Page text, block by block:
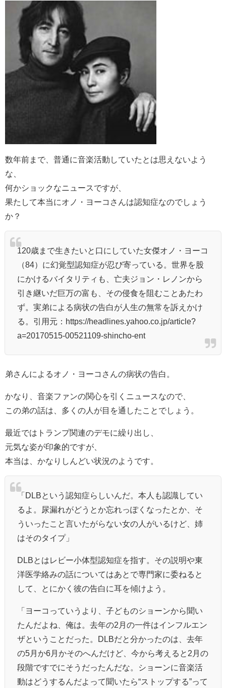
数年前まで、普通に音楽活動していたとは思えないよう
な、
何かショックなニュースですが、
果たして本当にオノ・ヨーコさんは認知症なのでしょう
か？
120歳まで生きたいと口にしていた女傑オノ・ヨーコ
（84）に幻覚型認知症が忍び寄っている。世界を股
にかけるバイタリティも、亡夫ジョン・レノンから
引き継いだ巨万の富も、その侵食を阻むことあたわ
ず。実弟による病状の告白が人生の無常を訴えかけ
る。引用元：https://headlines.yahoo.co.jp/article?
a=20170515-00521109-shincho-ent
弟さんによるオノ・ヨーコさんの病状の告白。
かなり、音楽ファンの関心を引くニュースなので、
この弟の話は、多くの人が目を通したことでしょう。
最近ではトランプ関連のデモに繰り出し、
元気な姿が印象的ですが、
本当は、かなりしんどい状況のようです。
「DLBという認知症らしいんだ。本人も認識してい
るよ。尿漏れがどうとか忘れっぽくなったとか、そ
ういったこと言いたがらない女の人がいるけど、姉
はそのタイプ」
DLBとはレビー小体型認知症を指す。その説明や東
洋医学絡みの話についてはあとで専門家に委ねると
して、とにかく彼の告白に耳を傾けよう。
「ヨーコっていうより、子どものショーンから聞い
たんだよね、俺は。去年の2月の一件はインフルエン
ザということだった。DLBだと分かったのは、去年
の5月か6月かそのへんだけど、今から考えると2月の
段階ですでにそうだったんだな。ショーンに音楽活
動はどうするんだよって聞いたら“ストップする”って